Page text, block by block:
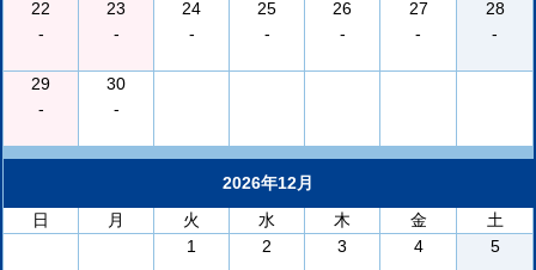
22
-
23
-
24
-
25
-
26
-
27
-
28
-
29
-
30
-
2026年12月
日
月 火 水 木 金
土
1
2
3
4
5